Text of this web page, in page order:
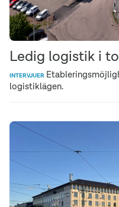
Ledig logistik i
INTERVJUER
logistiklägen.